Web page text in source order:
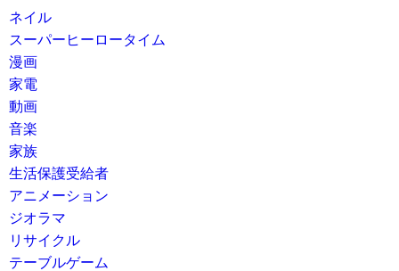
ネイル
スーパーヒーロータイム
漫画
家電
動画
音楽
家族
生活保護受給者
アニメーション
ジオラマ
リサイクル
テーブルゲーム